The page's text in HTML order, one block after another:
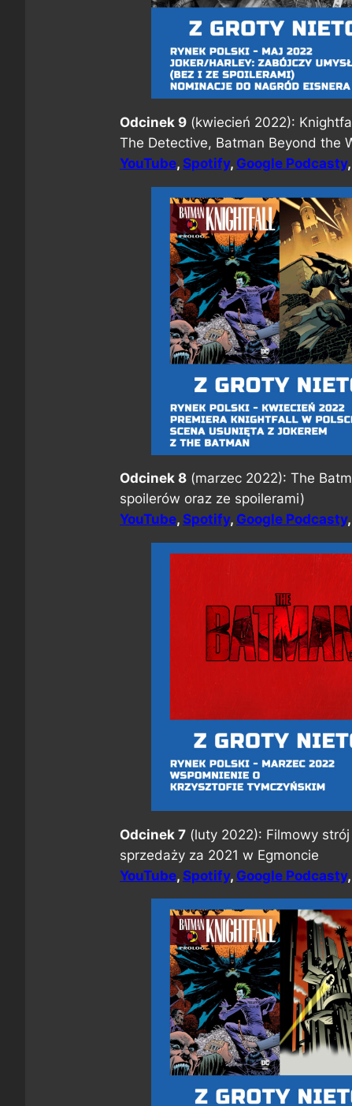
Odcinek 9 (kwiecień 2022):
The Detective, Batman Beyond the
YouTube, Spotify, Google Podcasty,
Odcinek 8 (marzec 2022): The
spoilerów oraz ze spoilerami)
YouTube, Spotify, Google Podcasty,
Odcinek 7 (luty 2022): Filmowy
sprzedaży za 2021 w Egmoncie
YouTube, Spotify, Google Podcasty,